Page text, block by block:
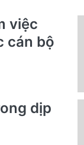
việc
cán bộ
dịp